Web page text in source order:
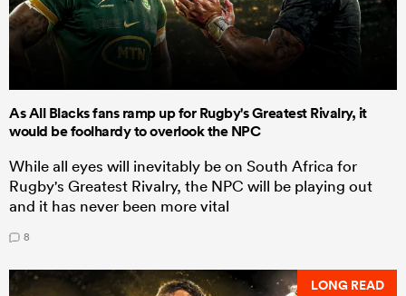
As All Blacks fans ramp up for Rugby's Greatest Rivalry, it
would be foolhardy to overlook the NPC
While all eyes will inevitably be on South Africa for
Rugby's Greatest Rivalry, the NPC will be playing out
and it has never been more vital
8
LONG READ